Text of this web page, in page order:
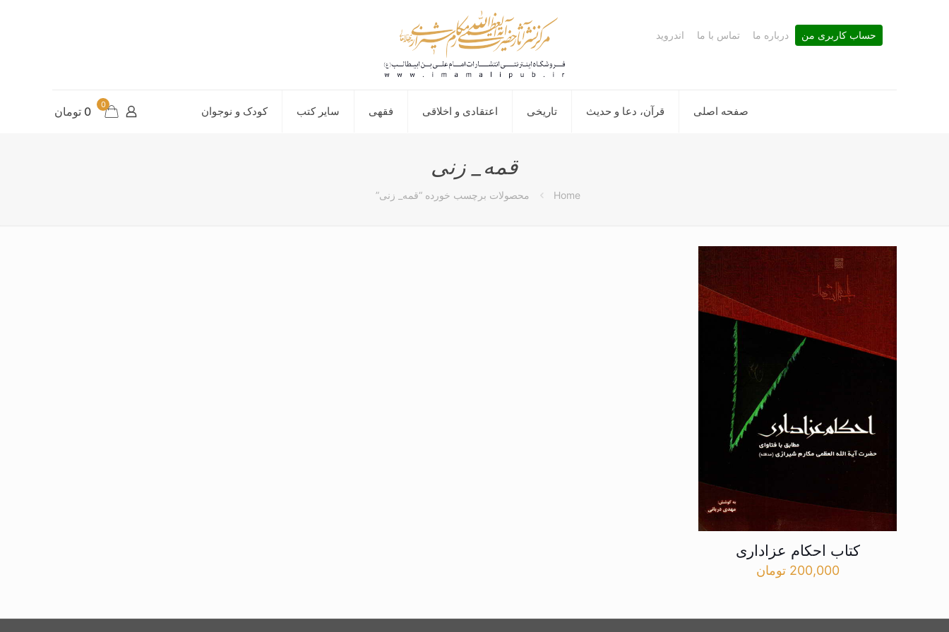
صفحه اصلی قرآن، دعا و حدیث تاریخی اعتقادی و اخلاقی فقهی سایر کتب کودک و نوجوان
حساب کاربری من درباره ما تماس با ما اندروید
0 0 تومان
قمه_ زنی
Home محصولات برچسب خورده “قمه_ زنی”
کتاب احکام عزاداری
200,000 تومان